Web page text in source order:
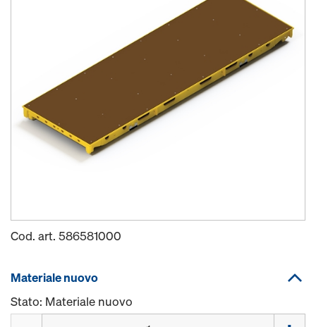
Cod. art. 586581000
Materiale nuovo
Stato: Materiale nuovo